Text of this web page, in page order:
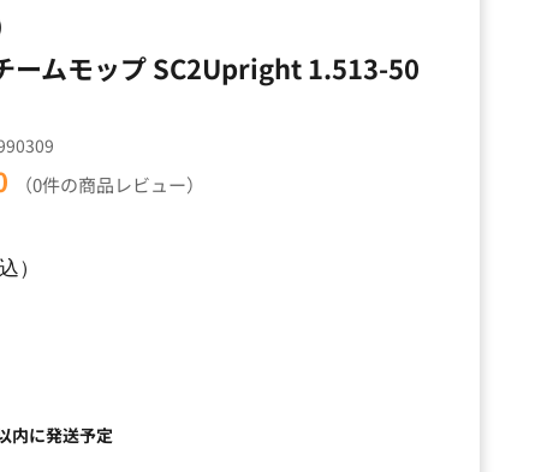
ームモップ SC2Upright 1.513-50
（0件の商品レビュー）
）
内に発送予定